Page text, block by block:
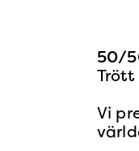
50/
Vi